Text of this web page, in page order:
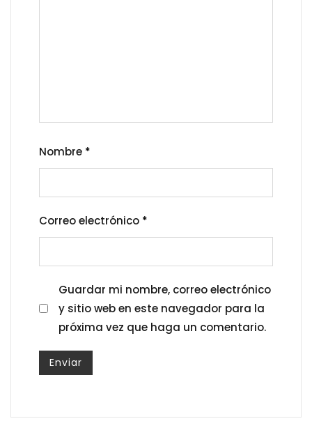
Nombre *
Correo electrónico *
Guardar mi nombre, correo electrónico
y sitio web en este navegador para la
próxima vez que haga un comentario.